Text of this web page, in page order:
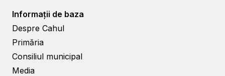
Informații de baza
Despre Cahul
Primăria
Consiliul municipal
Media